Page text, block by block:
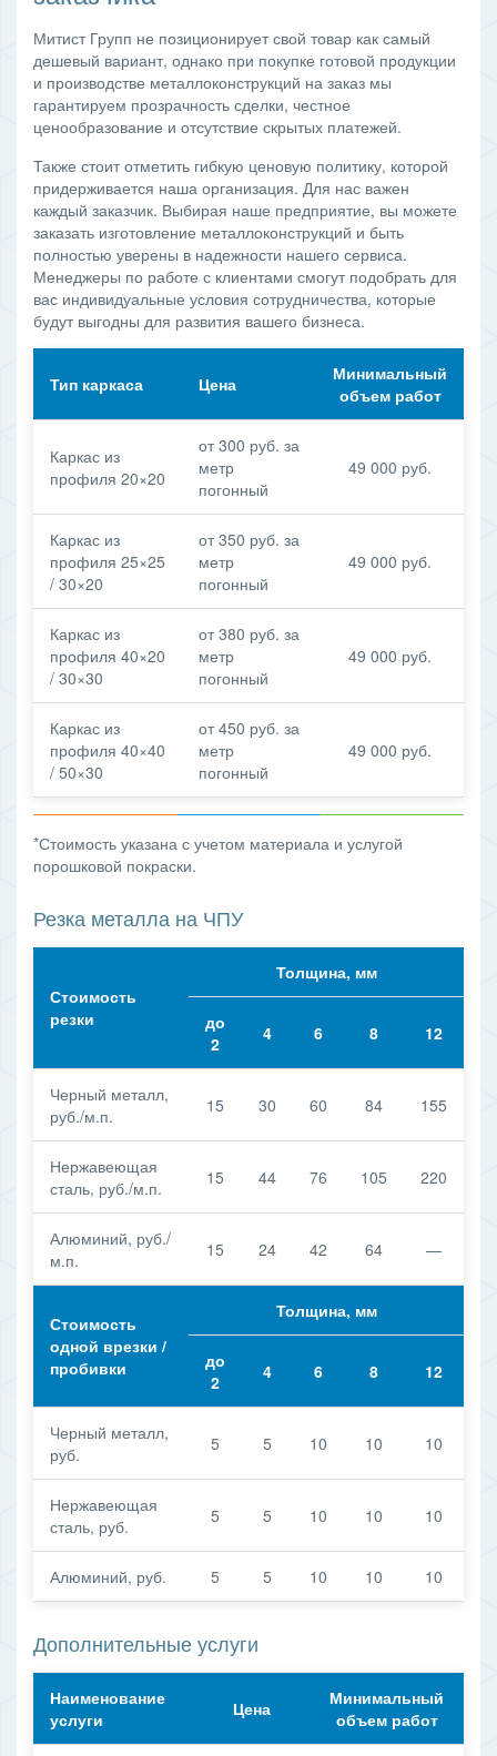
Митист Групп не позиционирует свой товар как самый
дешевый вариант, однако при покупке готовой продукции
и производстве металлоконструкций на заказ мы
гарантируем прозрачность сделки, честное
ценообразование и отсутствие скрытых платежей.
Также стоит отметить гибкую ценовую политику, которой
придерживается наша организация. Для нас важен
каждый заказчик. Выбирая наше предприятие, вы можете
заказать изготовление металлоконструкций и быть
полностью уверены в надежности нашего сервиса.
Менеджеры по работе с клиентами смогут подобрать для
вас индивидуальные условия сотрудничества, которые
будут выгодны для развития вашего бизнеса.
Тип каркаса Цена
Минимальный
объем работ
Каркас из
профиля 20×20
от 300 руб. за
метр
погонный
49 000 руб.
Каркас из
профиля 25×25
/ 30×20
от 350 руб. за
метр
погонный
49 000 руб.
Каркас из
профиля 40×20
/ 30×30
от 380 руб. за
метр
погонный
49 000 руб.
Каркас из
профиля 40×40
/ 50×30
от 450 руб. за
метр
погонный
49 000 руб.
*Стоимость указана с учетом материала и услугой
порошковой покраски.
Резка металла на ЧПУ
Стоимость
резки
Толщина, мм
до
2
4 6 8 12
Черный металл,
руб./м.п.
15 30 60 84 155
Нержавеющая
сталь, руб./м.п.
15 44 76 105 220
Алюминий, руб./
м.п.
15 24 42 64 —
Стоимость
одной врезки /
пробивки
Толщина, мм
до
2
4 6 8 12
Черный металл,
руб.
5 5 10 10 10
Нержавеющая
сталь, руб.
5 5 10 10 10
Алюминий, руб. 5 5 10 10 10
Дополнительные услуги
Наименование
услуги
Цена
Минимальный
объем работ